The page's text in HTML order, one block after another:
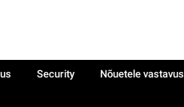
Security Nõuetele vastavus